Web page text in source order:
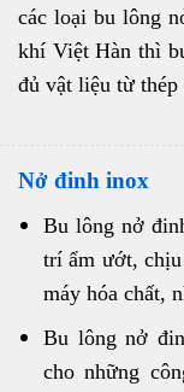
các loại bu lông
khí Việt Hàn thì
đủ vật liệu từ
Nở đinh inox
Bu lông nở
trí ẩm ướt,
máy hóa chất,
Bu lông nở
cho những